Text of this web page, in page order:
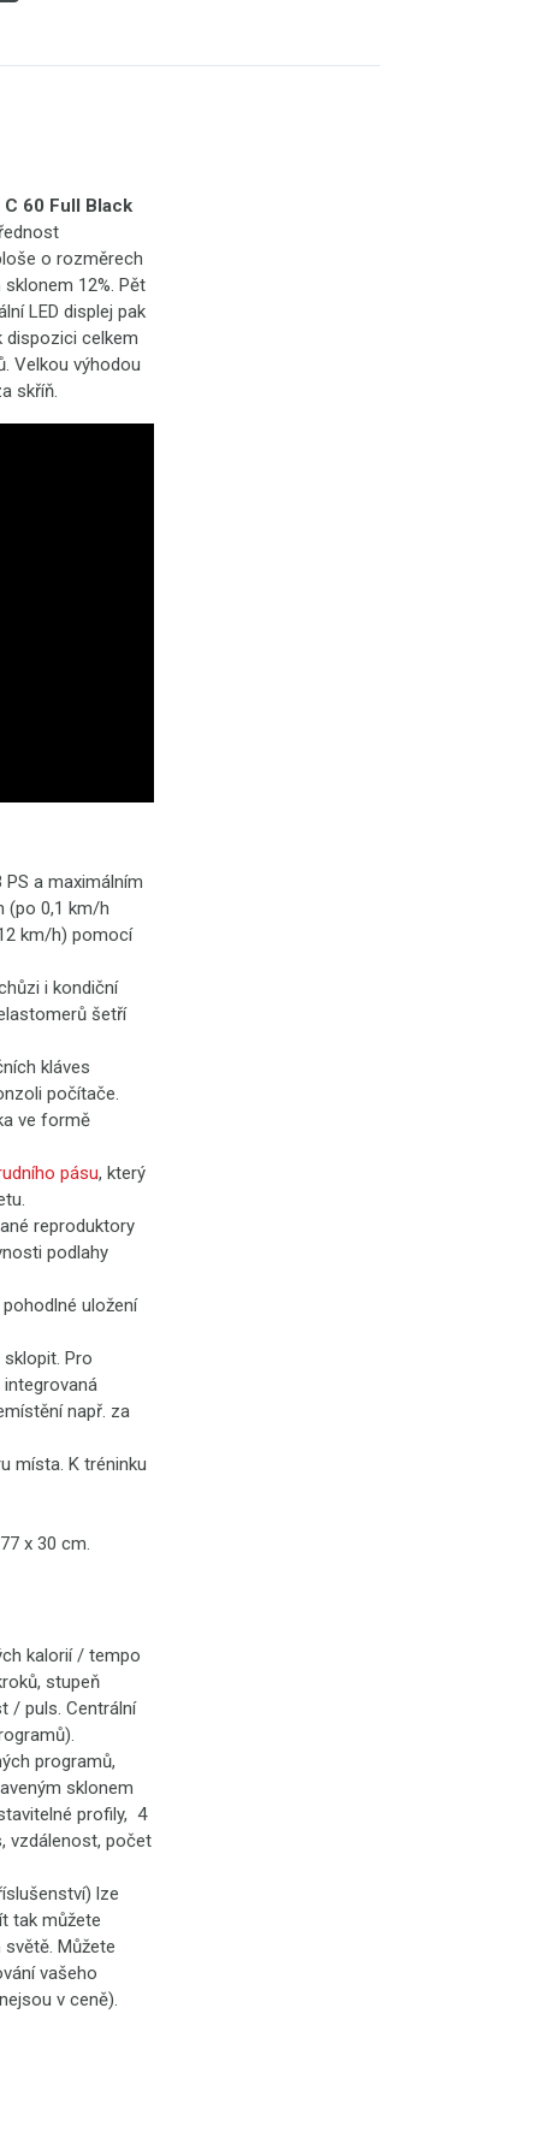
C 60 Full Black
o rozměrech
12%. Pět
LED displej pak
dispozici celkem
Velkou výhodou
skříň.
a maximálním
(po 0,1 km/h
km/h) pomocí
i kondiční
šetří
kláves
počítače.
ve formě
pásu, který
reproduktory
podlahy
uložení
Pro
např. za
místa. K tréninku
x 30 cm.
kalorií / tempo
stupeň
/ puls. Centrální
programů,
sklonem
profily, 4
vzdálenost, počet
lze
tak můžete
Můžete
vašeho
v ceně).